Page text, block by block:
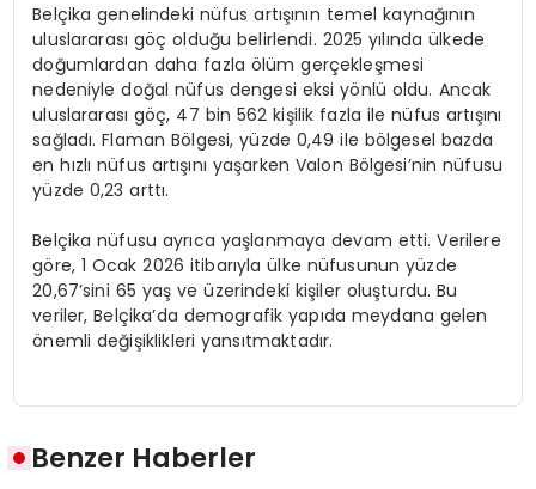
Belçika genelindeki nüfus artışının temel kaynağının
uluslararası göç olduğu belirlendi. 2025 yılında ülkede
doğumlardan daha fazla ölüm gerçekleşmesi
nedeniyle doğal nüfus dengesi eksi yönlü oldu. Ancak
uluslararası göç, 47 bin 562 kişilik fazla ile nüfus artışını
sağladı. Flaman Bölgesi, yüzde 0,49 ile bölgesel bazda
en hızlı nüfus artışını yaşarken Valon Bölgesi’nin nüfusu
yüzde 0,23 arttı.
Belçika nüfusu ayrıca yaşlanmaya devam etti. Verilere
göre, 1 Ocak 2026 itibarıyla ülke nüfusunun yüzde
20,67’sini 65 yaş ve üzerindeki kişiler oluşturdu. Bu
veriler, Belçika’da demografik yapıda meydana gelen
önemli değişiklikleri yansıtmaktadır.
Benzer Haberler